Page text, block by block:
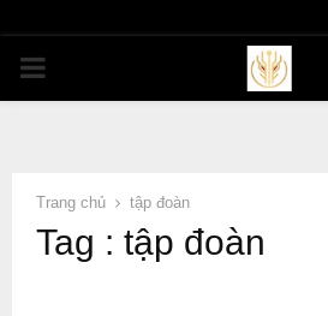
PRIMARY
Trang chủ tập đoàn
Tag : tập đoàn